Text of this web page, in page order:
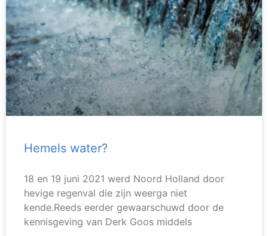
Hemels water?
18 en 19 juni 2021 werd Noord Holland door
hevige regenval die zijn weerga niet
kende.Reeds eerder gewaarschuwd door de
kennisgeving van Derk Goos middels